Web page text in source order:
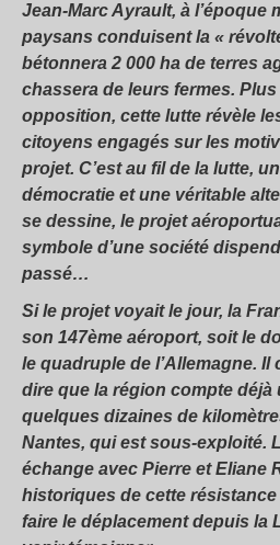
Jean-Marc Ayrault, à l’époque
paysans conduisent la «
bétonnera 2 000 ha de terres
chassera de leurs fermes. Plus
opposition, cette lutte révèle
citoyens engagés sur les
projet. C’est au fil de la lutte,
démocratie et une véritable
se dessine, le projet
symbole d’une société
passé…
Si le projet voyait le jour, la
son 147ème aéroport, soit le
le quadruple de l’Allemagne.
dire que la région compte déjà
quelques dizaines de
Nantes, qui est sous-exploité.
échange avec Pierre etEliane
historiques de cette résistance
faire le déplacement depuis la